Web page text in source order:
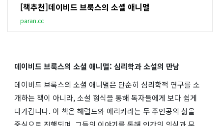
[책추천]데이비드 브룩스의 소셜 애니멀
paran.cc
데이비드 브룩스의 소셜 애니멀: 심리학과 소설의 만남
데이비드 브룩스의 소셜 애니멀은 단순히 심리학적 연구를 소
개하는 책이 아니라, 소설 형식을 통해 독자들에게 보다 쉽게
다가갑니다. 이 책은 해럴드와 에리카라는 두 주인공의 삶을